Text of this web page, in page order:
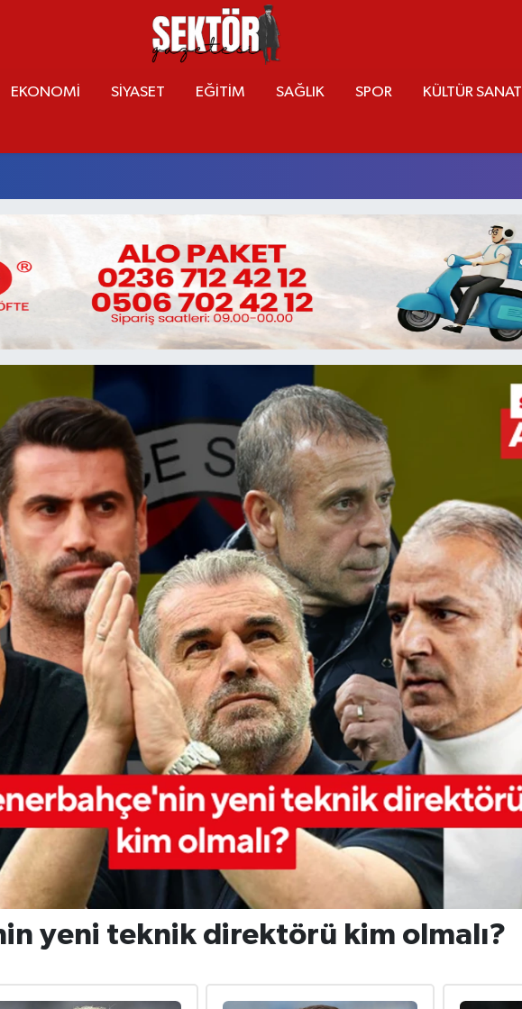
EKONOMİ SİYASET EĞİTİM SAĞLIK SPOR KÜLTÜR SANAT
yeni teknik direktörü kim olmalı?